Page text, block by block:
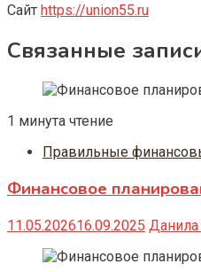
Сайт https://union55.ru
Связанные
1 минута чтение
Правильные
Финансовое
11.05.202616.09.2025